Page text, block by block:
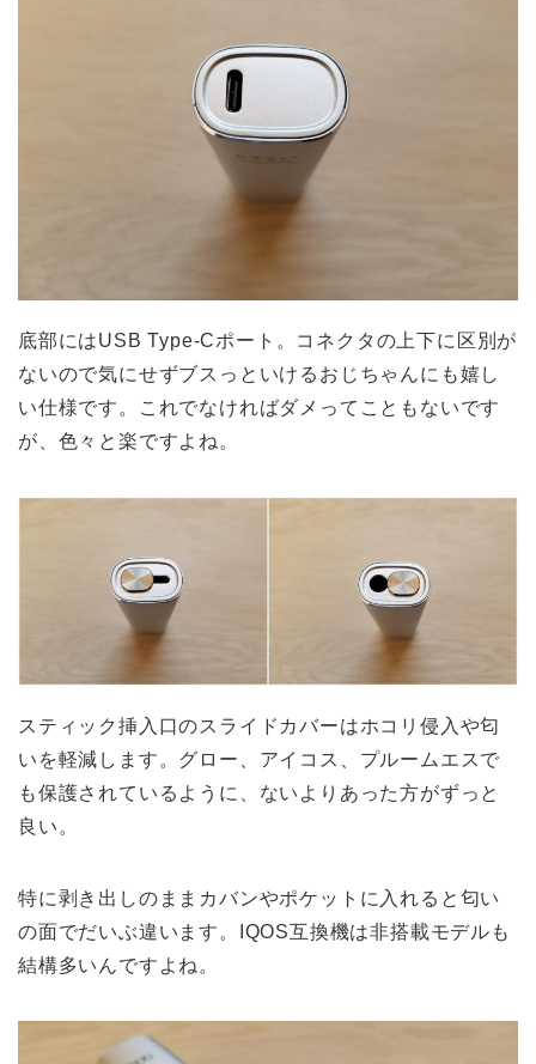
底部にはUSB Type-Cポート。コネクタの上下に区別が
ないので気にせずブスっといけるおじちゃんにも嬉し
い仕様です。これでなければダメってこともないです
が、色々と楽ですよね。
スティック挿入口のスライドカバーはホコリ侵入や匂
いを軽減します。グロー、アイコス、プルームエスで
も保護されているように、ないよりあった方がずっと
良い。
特に剥き出しのままカバンやポケットに入れると匂い
の面でだいぶ違います。IQOS互換機は非搭載モデルも
結構多いんですよね。